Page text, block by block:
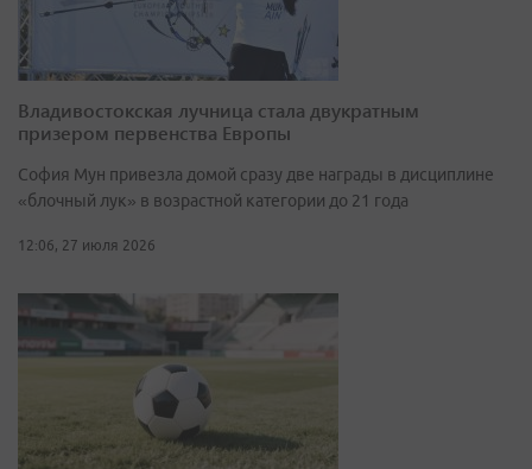
Владивостокская лучница стала двукратным
призером первенства Европы
София Мун привезла домой сразу две награды в дисциплине
«блочный лук» в возрастной категории до 21 года
12:06, 27 июля 2026